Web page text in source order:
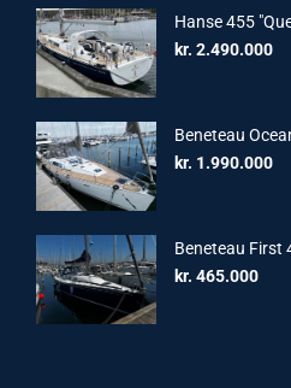
Hanse 455
kr. 2.490.000
Beneteau
kr. 1.990.000
Beneteau First
kr. 465.000